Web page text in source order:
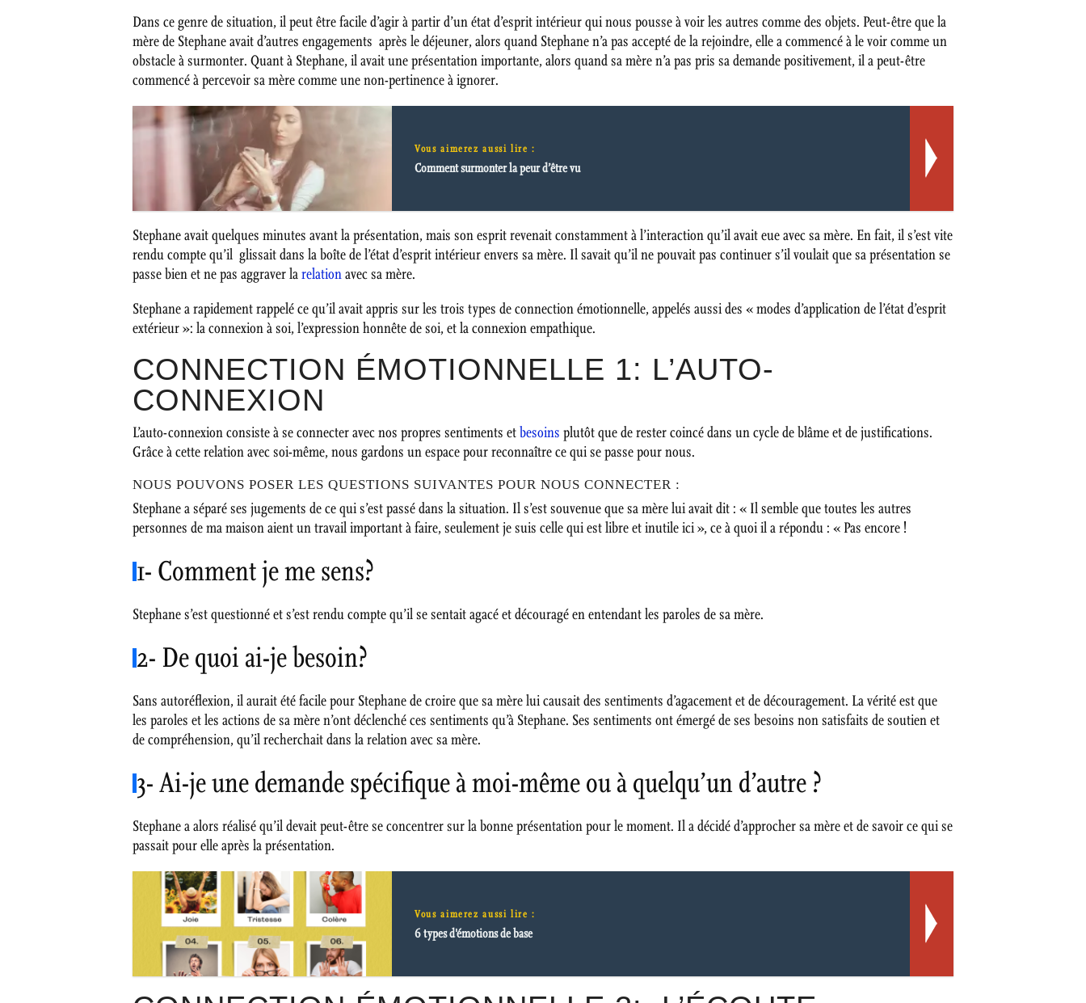
Dans ce genre de situation, il peut être facile d’agir à partir d’un état d’esprit intérieur qui nous pousse à voir les autres comme des objets. Peut-être que la
mère de Stephane avait d’autres engagements après le déjeuner, alors quand Stephane n’a pas accepté de la rejoindre, elle a commencé à le voir comme un
obstacle à surmonter. Quant à Stephane, il avait une présentation importante, alors quand sa mère n’a pas pris sa demande positivement, il a peut-être
commencé à percevoir sa mère comme une non-pertinence à ignorer.
Vous aimerez aussi lire :
Comment surmonter la peur d’être vu
Stephane avait quelques minutes avant la présentation, mais son esprit revenait constamment à l’interaction qu’il avait eue avec sa mère. En fait, il s’est vite
rendu compte qu’il glissait dans la boîte de l’état d’esprit intérieur envers sa mère. Il savait qu’il ne pouvait pas continuer s’il voulait que sa présentation se
passe bien et ne pas aggraver larelationavec sa mère.
Stephane a rapidement rappelé ce qu’il avait appris sur les trois types de connection émotionnelle, appelés aussi des « modes d’application de l’état d’esprit
extérieur »: la connexion à soi, l’expression honnête de soi, et la connexion empathique.
CONNECTION ÉMOTIONNELLE 1: L’AUTO-
CONNEXION
L’auto-connexion consiste à se connecter avec nos propres sentiments etbesoins plutôt que de rester coincé dans un cycle de blâme et de justifications.
Grâce à cette relation avec soi-même, nous gardons un espace pour reconnaître ce qui se passe pour nous.
NOUS POUVONS POSER LES QUESTIONS SUIVANTES POUR NOUS CONNECTER :
Stephane a séparé ses jugements de ce qui s’est passé dans la situation. Il s’est souvenue que sa mère lui avait dit : « Il semble que toutes les autres
personnes de ma maison aient un travail important à faire, seulement je suis celle qui est libre et inutile ici », ce à quoi il a répondu : « Pas encore !
1- Comment je me sens?
Stephane s’est questionné et s’est rendu compte qu’il se sentait agacé et découragé en entendant les paroles de sa mère.
2- De quoi ai-je besoin?
Sans autoréflexion, il aurait été facile pour Stephane de croire que sa mère lui causait des sentiments d’agacement et de découragement. La vérité est que
les paroles et les actions de sa mère n’ont déclenché ces sentiments qu’à Stephane. Ses sentiments ont émergé de ses besoins non satisfaits de soutien et
de compréhension, qu’il recherchait dans la relation avec sa mère.
3- Ai-je une demande spécifique à moi-même ou à quelqu’un d’autre ?
Stephane a alors réalisé qu’il devait peut-être se concentrer sur la bonne présentation pour le moment. Il a décidé d’approcher sa mère et de savoir ce qui se
passait pour elle après la présentation.
Vous aimerez aussi lire :
6 types d'émotions de base